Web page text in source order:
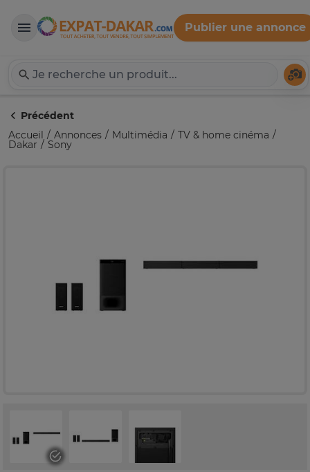
Expat-Dakar
Publier une annonce
Précédent
Accueil
Annonces Multimédia TV & home cinéma
Dakar Sony